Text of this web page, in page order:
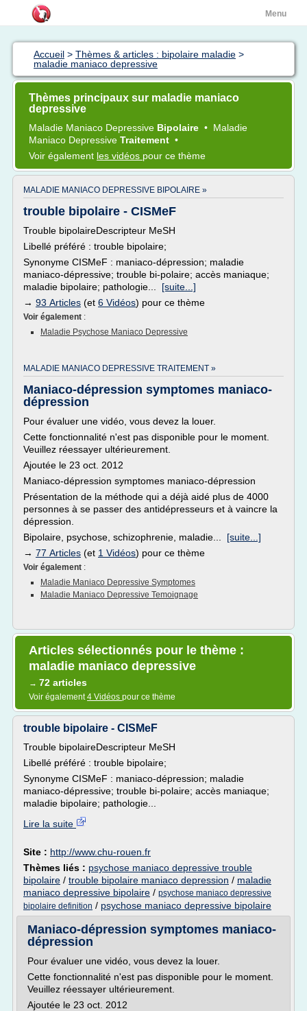
Menu
Accueil > Thèmes & articles : bipolaire maladie >
maladie maniaco depressive
Thèmes principaux sur maladie maniaco
depressive
Maladie Maniaco Depressive Bipolaire • Maladie
Maniaco Depressive Traitement •
Voir également les vidéos pour ce thème
MALADIE MANIACO DEPRESSIVE BIPOLAIRE »
trouble bipolaire - CISMeF
Trouble bipolaireDescripteur MeSH
Libellé préféré : trouble bipolaire;
Synonyme CISMeF : maniaco-dépression; maladie
maniaco-dépressive; trouble bi-polaire; accès maniaque;
maladie bipolaire; pathologie... [suite...]
→ 93 Articles (et 6 Vidéos) pour ce thème
Voir également :
Maladie Psychose Maniaco Depressive
MALADIE MANIACO DEPRESSIVE TRAITEMENT »
Maniaco-dépression symptomes maniaco-
dépression
Pour évaluer une vidéo, vous devez la louer.
Cette fonctionnalité n'est pas disponible pour le moment.
Veuillez réessayer ultérieurement.
Ajoutée le 23 oct. 2012
Maniaco-dépression symptomes maniaco-dépression
Présentation de la méthode qui a déjà aidé plus de 4000
personnes à se passer des antidépresseurs et à vaincre la
dépression.
Bipolaire, psychose, schizophrenie, maladie... [suite...]
→ 77 Articles (et 1 Vidéos) pour ce thème
Voir également :
Maladie Maniaco Depressive Symptomes
Maladie Maniaco Depressive Temoignage
Articles sélectionnés pour le thème :
maladie maniaco depressive
→ 72 articles
Voir également4 Vidéos pour ce thème
trouble bipolaire - CISMeF
Trouble bipolaireDescripteur MeSH
Libellé préféré : trouble bipolaire;
Synonyme CISMeF : maniaco-dépression; maladie
maniaco-dépressive; trouble bi-polaire; accès maniaque;
maladie bipolaire; pathologie...
Lire la suite
Site : http://www.chu-rouen.fr
Thèmes liés : psychose maniaco depressive trouble
bipolaire / trouble bipolaire maniaco depression / maladie
maniaco depressive bipolaire / psychose maniaco depressive
bipolaire definition / psychose maniaco depressive bipolaire
Maniaco-dépression symptomes maniaco-
dépression
Pour évaluer une vidéo, vous devez la louer.
Cette fonctionnalité n'est pas disponible pour le moment.
Veuillez réessayer ultérieurement.
Ajoutée le 23 oct. 2012